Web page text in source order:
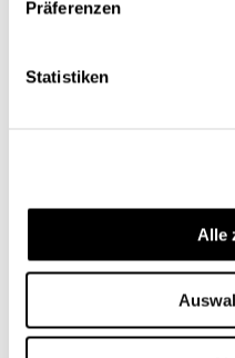
Präferenzen
Statistiken
Alle
gewichtigen
exklusiven
China im
Inklusion der
Währung in
und 2018 mit